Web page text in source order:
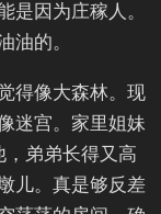
是因为庄稼人。
油的。
得像大森林。现
迷宫。家里姐妹
弟弟长得又高
儿。真是够反差